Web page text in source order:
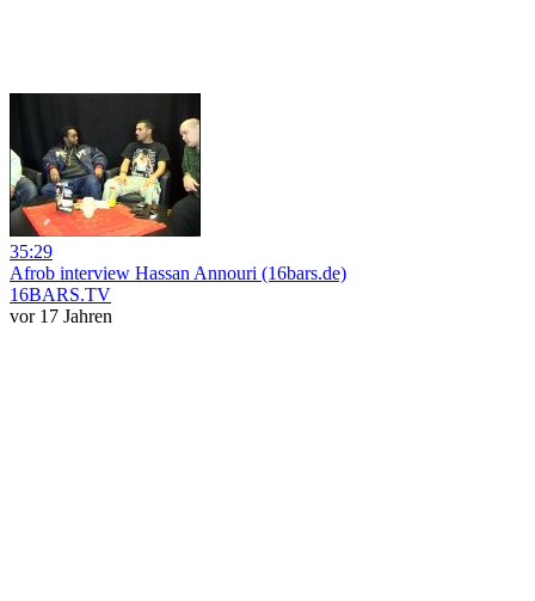
35:29
Afrob interview Hassan Annouri (16bars.de)
16BARS.TV
vor 17 Jahren